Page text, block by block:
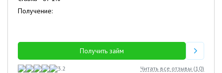
Получение:
Получить займ
3.2 Читать все отзывы (10)